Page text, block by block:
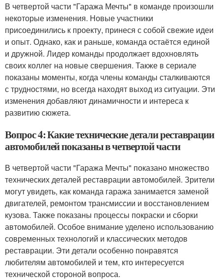
В четвертой части "Гаража Мечты" в команде произошли
некоторые изменения. Новые участники
присоединились к проекту, принеся с собой свежие идеи
и опыт. Однако, как и раньше, команда остаётся единой
и дружной. Лидер команды продолжает вдохновлять
своих коллег на новые свершения. Также в сериале
показаны моменты, когда члены команды сталкиваются
с трудностями, но всегда находят выход из ситуации. Эти
изменения добавляют динамичности и интереса к
развитию сюжета.
Вопрос 4: Какие технические детали реставрации
автомобилей показаны в четвертой части
В четвертой части "Гаража Мечты" показано множество
технических деталей реставрации автомобилей. Зрители
могут увидеть, как команда гаража занимается заменой
двигателей, ремонтом трансмиссии и восстановлением
кузова. Также показаны процессы покраски и сборки
автомобилей. Особое внимание уделено использованию
современных технологий и классических методов
реставрации. Эти детали особенно понравятся
любителям автомобилей и тем, кто интересуется
технической стороной вопроса.